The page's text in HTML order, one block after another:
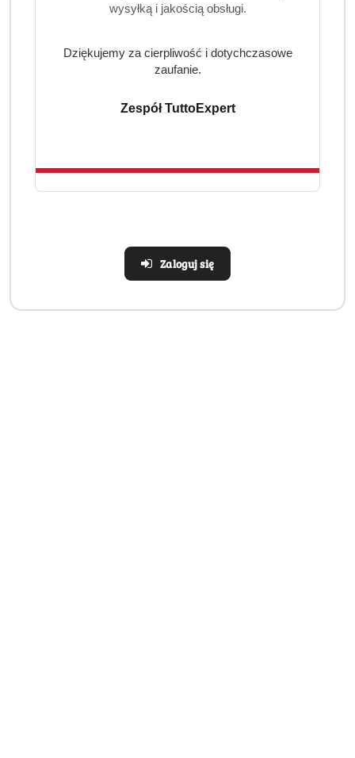
wysyłką i jakością obsługi.
Dziękujemy za cierpliwość i dotychczasowe
zaufanie.
Zespół TuttoExpert
Zaloguj się